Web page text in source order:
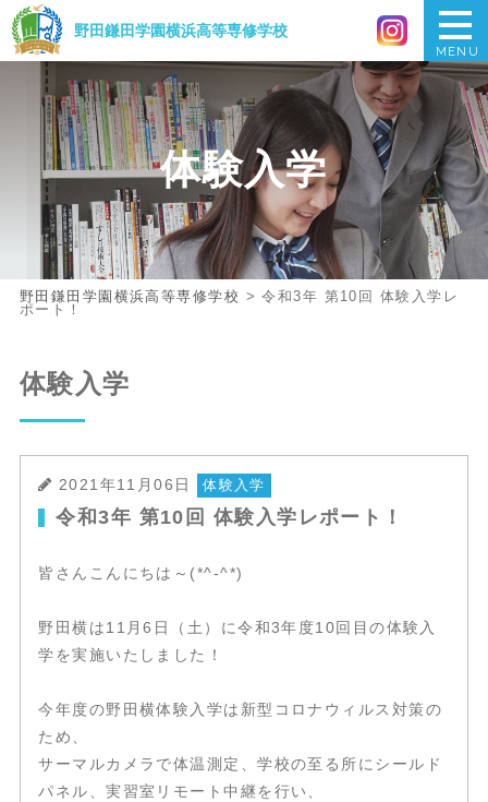
野田鎌田学園横浜高等専修学校
MENU
体験入学
野田鎌田学園横浜高等専修学校 >令和3年 第10回 体験入学レ
ポート！
体験入学
2021年11月06日 体験入学
令和3年 第10回 体験入学レポート！
皆さんこんにちは～(*^-^*)
野田横は11月6日（土）に令和3年度10回目の体験入
学を実施いたしました！
今年度の野田横体験入学は新型コロナウィルス対策の
ため、
サーマルカメラで体温測定、学校の至る所にシールド
パネル、実習室リモート中継を行い、